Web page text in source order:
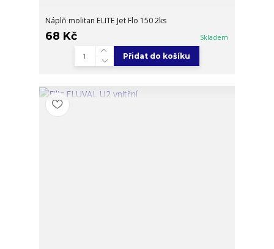
Náplň molitan ELITE Jet Flo 150 2ks
68 Kč Skladem
Přidat do košíku